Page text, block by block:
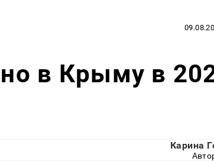
в Крыму в
Карина